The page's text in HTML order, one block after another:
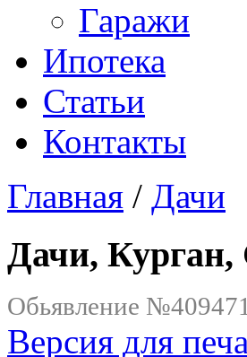
Гаражи
Ипотека
Статьи
Контакты
Главная / Дачи
Дачи,
Обьявление
Версия для